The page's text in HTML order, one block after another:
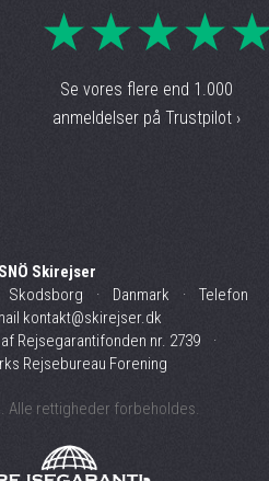
Se vores flere end 1.000
anmeldelser på Trustpilot ›
Skirejser
Skodsborg · Danmark · Telefon
kontakt@skirejser.dk
Rejsegarantifonden nr. 2739·
Rejsebureau Forening
Alle rettigheder forbeholdes.